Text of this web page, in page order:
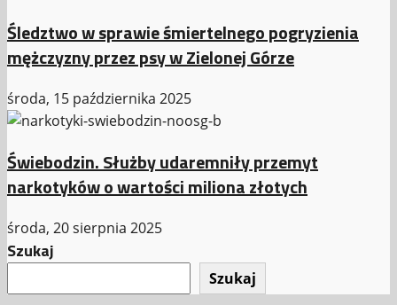
Śledztwo w sprawie śmiertelnego pogryzienia
mężczyzny przez psy w Zielonej Górze
środa, 15 października 2025
Świebodzin. Służby udaremniły przemyt
narkotyków o wartości miliona złotych
środa, 20 sierpnia 2025
Szukaj
Szukaj